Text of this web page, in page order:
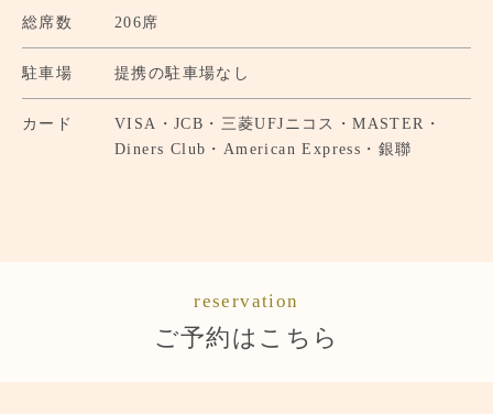
総席数 206席
駐車場 提携の駐車場なし
カード
VISA・JCB・三菱UFJニコス・MASTER・
Diners Club・American Express・銀聯
reservation
ご予約はこちら